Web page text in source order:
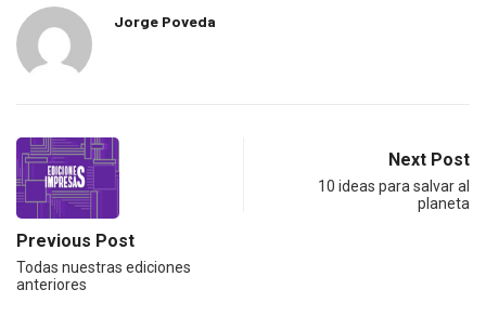
Jorge Poveda
Previous Post
Todas nuestras ediciones
anteriores
Next Post
10 ideas para salvar al
planeta